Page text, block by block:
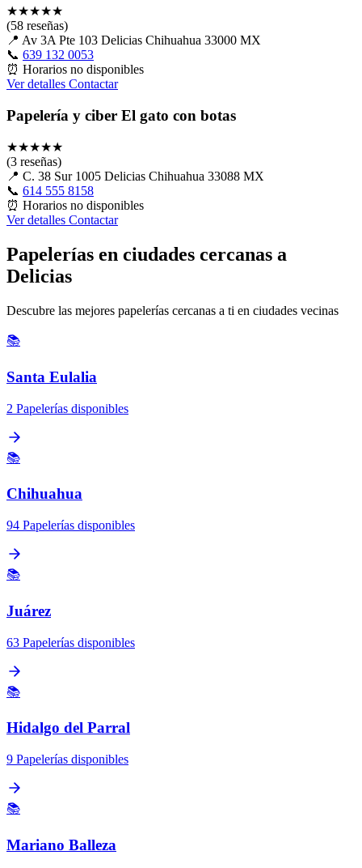
★★★★★
(58 reseñas)
📍 Av 3A Pte 103 Delicias Chihuahua 33000 MX
📞 639 132 0053
⏰ Horarios no disponibles
Ver detalles Contactar
Papelería y ciber El gato con botas
★★★★★
(3 reseñas)
📍 C. 38 Sur 1005 Delicias Chihuahua 33088 MX
📞 614 555 8158
⏰ Horarios no disponibles
Ver detalles Contactar
Papelerías en ciudades cercanas a
Delicias
Descubre las mejores papelerías cercanas a ti en ciudades vecinas
📚
Santa Eulalia
2 Papelerías disponibles
📚
Chihuahua
94 Papelerías disponibles
📚
Juárez
63 Papelerías disponibles
📚
Hidalgo del Parral
9 Papelerías disponibles
📚
Mariano Balleza